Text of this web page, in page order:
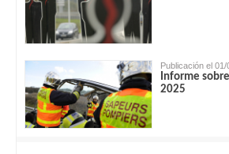
Publicación el 01/
Informe
2025